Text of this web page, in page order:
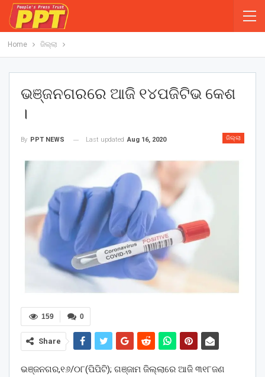
Home ଜିଲ୍ଲା
ଭଞ୍ଜନଗରରେ ଆଜି ୧୪ପଜିଟିଭ କେଶ
।
ଜିଲ୍ଲା
By PPT NEWS Last updated Aug 16, 2020
0
159
Share
ଭଞ୍ଜନଗର,୧୬/୦୮(ପିପିଟି); ଗଞ୍ଜାମ ଜିଲ୍ଲାରେ ଆଜି ୩୧୮ଜଣ